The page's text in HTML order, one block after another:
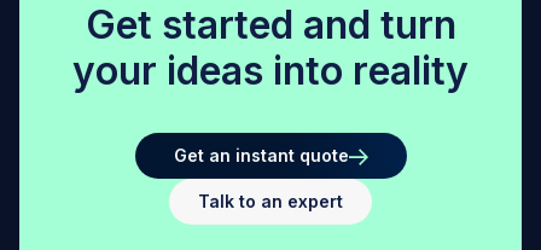
Get started and turn
your ideas into reality
Get an instant quote
Talk to an expert